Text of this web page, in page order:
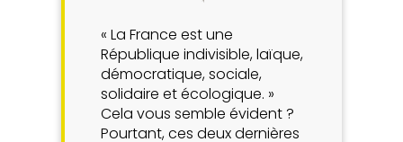
« La France est une
République indivisible, laïque,
démocratique, sociale,
solidaire et écologique. »
Cela vous semble évident ?
Pourtant, ces deux dernières